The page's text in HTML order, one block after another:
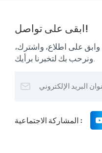
ابقى على تواصل!
على اطلاع، واشترك،
ونرحب بك لتخبرنا برأيك.
المشاركة الاجتماعية :